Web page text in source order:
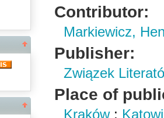
Contributor:
Markiewicz,
Publisher:
Związek
Place of
Kraków;